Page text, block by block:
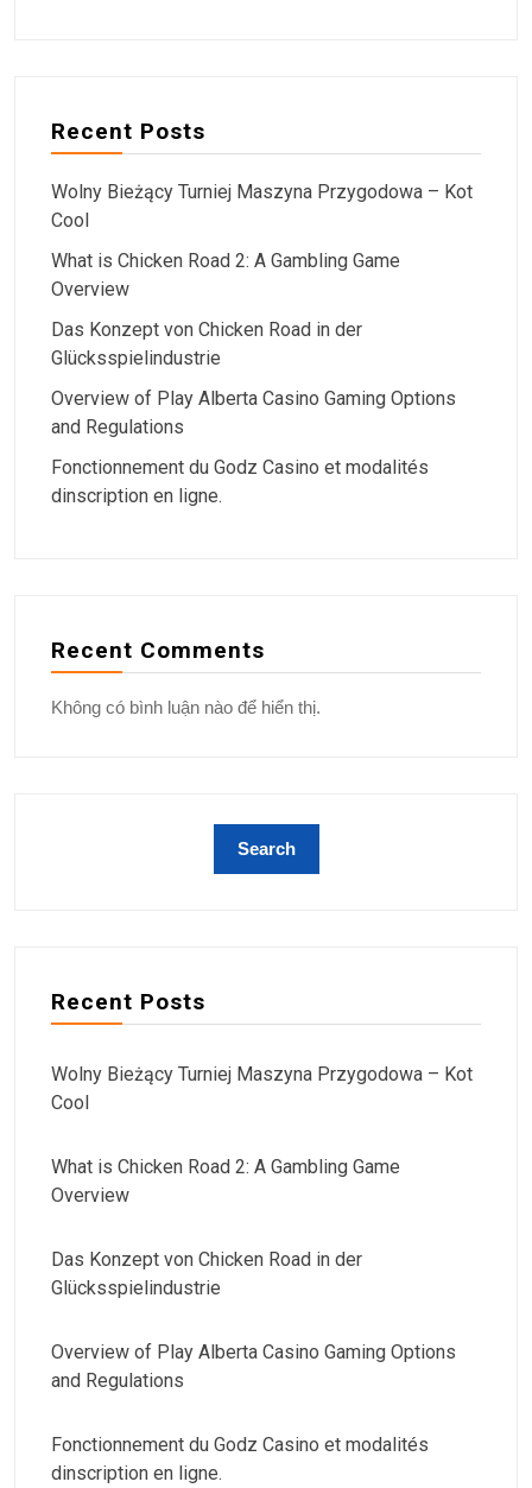
Recent Posts
Wolny Bieżący Turniej Maszyna Przygodowa – Kot
Cool
What is Chicken Road 2: A Gambling Game
Overview
Das Konzept von Chicken Road in der
Glücksspielindustrie
Overview of Play Alberta Casino Gaming Options
and Regulations
Fonctionnement du Godz Casino et modalités
dinscription en ligne.
Recent Comments
Không có bình luận nào để hiển thị.
Recent Posts
Wolny Bieżący Turniej Maszyna Przygodowa – Kot
Cool
What is Chicken Road 2: A Gambling Game
Overview
Das Konzept von Chicken Road in der
Glücksspielindustrie
Overview of Play Alberta Casino Gaming Options
and Regulations
Fonctionnement du Godz Casino et modalités
dinscription en ligne.